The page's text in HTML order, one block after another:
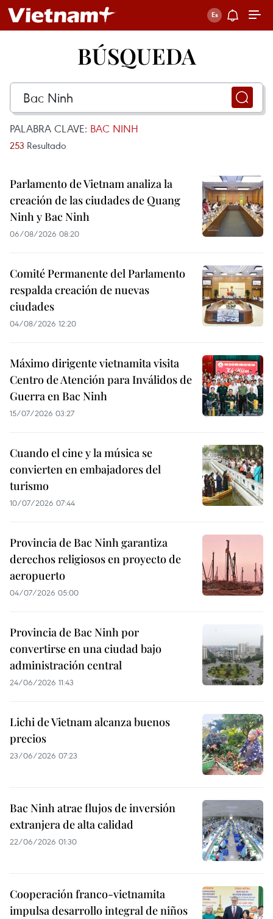
BÚSQUEDA
PALABRA CLAVE: BAC NINH
253 Resultado
Parlamento de Vietnam analiza la
creación de las ciudades de Quang
Ninh y Bac Ninh
06/08/2026 08:20
Comité Permanente del Parlamento
respalda creación de nuevas
ciudades
04/08/2026 12:20
Máximo dirigente vietnamita visita
Centro de Atención para Inválidos de
Guerra en Bac Ninh
15/07/2026 03:27
Cuando el cine y la música se
convierten en embajadores del
turismo
10/07/2026 07:44
Provincia de Bac Ninh garantiza
derechos religiosos en proyecto de
aeropuerto
04/07/2026 05:00
Provincia de Bac Ninh por
convertirse en una ciudad bajo
administración central
24/06/2026 11:43
Lichi de Vietnam alcanza buenos
precios
23/06/2026 07:23
Bac Ninh atrae flujos de inversión
extranjera de alta calidad
22/06/2026 01:30
Cooperación franco-vietnamita
impulsa desarrollo integral de niños